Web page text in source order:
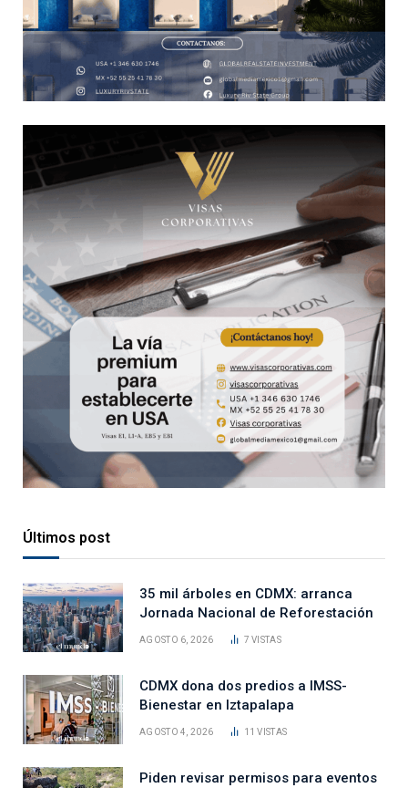
Últimos post
35 mil árboles en CDMX: arranca
Jornada Nacional de Reforestación
AGOSTO 6, 2026 7VISTAS
CDMX dona dos predios a IMSS-
Bienestar en Iztapalapa
AGOSTO 4, 2026 11VISTAS
Piden revisar permisos para eventos